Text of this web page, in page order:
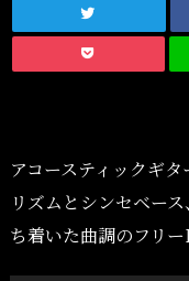
アコースティックギ
リズムとシンセベー
ち着いた曲調のフリー